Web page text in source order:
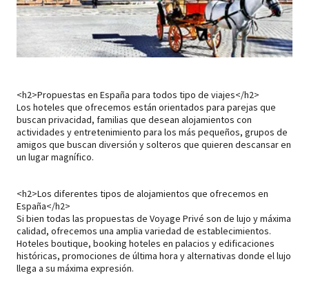
<h2>Propuestas en España para todos tipo de viajes</h2>
Los hoteles que ofrecemos están orientados para parejas que
buscan privacidad, familias que desean alojamientos con
actividades y entretenimiento para los más pequeños, grupos de
amigos que buscan diversión y solteros que quieren descansar en
un lugar magnífico.
<h2>Los diferentes tipos de alojamientos que ofrecemos en
España</h2>
Si bien todas las propuestas de Voyage Privé son de lujo y máxima
calidad, ofrecemos una amplia variedad de establecimientos.
Hoteles boutique, booking hoteles en palacios y edificaciones
históricas, promociones de última hora y alternativas donde el lujo
llega a su máxima expresión.